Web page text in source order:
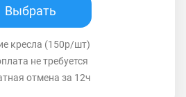
Выбрать
кресла (150р/шт)
не требуется
отмена за 12ч